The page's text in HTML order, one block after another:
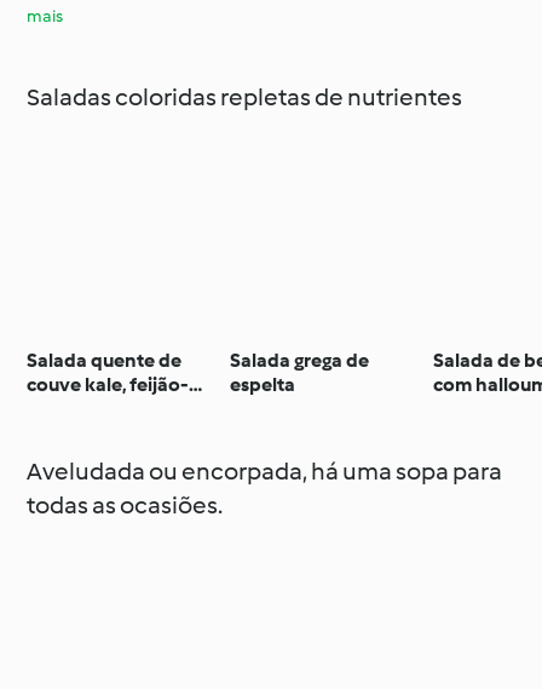
mais
Saladas coloridas repletas de nutrientes
Salada quente de
couve kale, feijão-
Salada grega de
espelta
Salada de
com
Aveludada ou encorpada, há uma sopa para
todas as ocasiões.